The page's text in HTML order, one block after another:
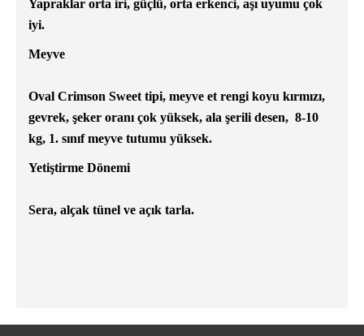
Yapraklar orta iri, güçlü, orta erkenci, aşı uyumu çok
iyi.
Meyve
Oval Crimson Sweet tipi, meyve et rengi koyu kırmızı,
gevrek, şeker oranı çok yüksek, ala şerili desen, 8-10
kg, 1. sınıf meyve tutumu yüksek.
Yetiştirme Dönemi
Sera, alçak tünel ve açık tarla.